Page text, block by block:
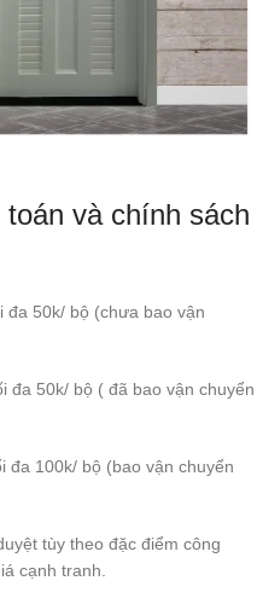
và chính sách
50k/ bộ (chưa bao vận
đa 50k/ bộ ( đã bao vận chuyển
đa 100k/ bộ (bao vận chuyển
tùy theo đặc điểm công
cạnh tranh.